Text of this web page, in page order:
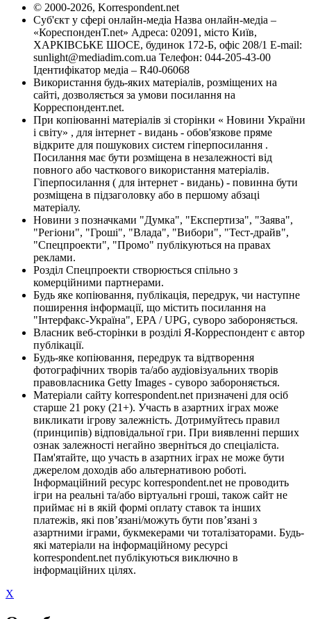
© 2000-2026, Korrespondent.net
Суб'єкт у сфері онлайн-медіа Назва онлайн-медіа –
«КореспонденТ.net» Адреса: 02091, місто Київ,
ХАРКІВСЬКЕ ШОСЕ, будинок 172-Б, офіс 208/1 E-mail:
sunlight@mediadim.com.ua Телефон: 044-205-43-00
Ідентифікатор медіа – R40-06068
Використання будь-яких матеріалів, розміщених на
сайті, дозволяється за умови посилання на
Корреспондент.net.
При копіюванні матеріалів зі сторінки « Новини України
і світу» , для інтернет - видань - обов'язкове пряме
відкрите для пошукових систем гіперпосилання .
Посилання має бути розміщена в незалежності від
повного або часткового використання матеріалів.
Гіперпосилання ( для інтернет - видань) - повинна бути
розміщена в підзаголовку або в першому абзаці
матеріалу.
Новини з позначками "Думка", "Експертиза", "Заява",
"Регіони", "Гроші", "Влада", "Вибори", "Тест-драйв",
"Спецпроекти", "Промо" публікуються на правах
реклами.
Розділ Спецпроекти створюється спільно з
комерційними партнерами.
Будь яке копіювання, публікація, передрук, чи наступне
поширення інформації, що містить посилання на
"Інтерфакс-Україна", EPA / UPG, суворо забороняється.
Власник веб-сторінки в розділі Я-Корреспондент є автор
публікації.
Будь-яке копіювання, передрук та відтворення
фотографічних творів та/або аудіовізуальних творів
правовласника Getty Images - суворо забороняється.
Матеріали сайту korrespondent.net призначені для осіб
старше 21 року (21+). Участь в азартних іграх може
викликати ігрову залежність. Дотримуйтесь правил
(принципів) відповідальної гри. При виявленні перших
ознак залежності негайно зверніться до спеціаліста.
Пам'ятайте, що участь в азартних іграх не може бути
джерелом доходів або альтернативою роботі.
Інформаційний ресурс korrespondent.net не проводить
ігри на реальні та/або віртуальні гроші, також сайт не
приймає ні в якій формі оплату ставок та інших
платежів, які пов’язані/можуть бути пов’язані з
азартними іграми, букмекерами чи тоталізаторами. Будь-
які матеріали на інформаційному ресурсі
korrespondent.net публікуються виключно в
інформаційних цілях.
X